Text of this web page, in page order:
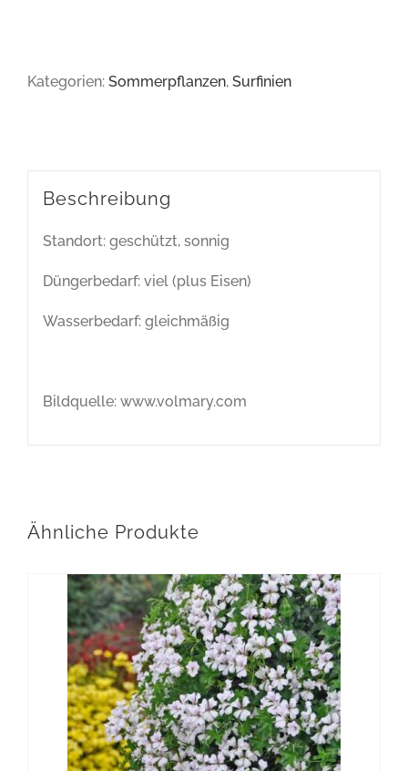
Kategorien: Sommerpflanzen, Surfinien
Beschreibung
Standort: geschützt, sonnig
Düngerbedarf: viel (plus Eisen)
Wasserbedarf: gleichmäßig
Bildquelle: www.volmary.com
Ähnliche Produkte